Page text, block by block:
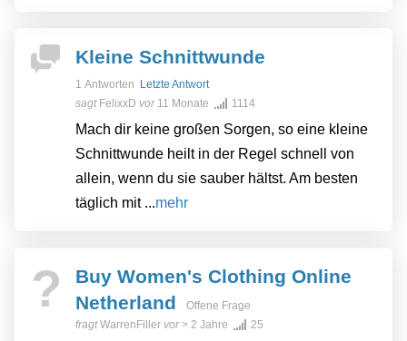
Kleine Schnittwunde
1 Antworten
Letzte Antwort
sagt FelixxD vor11 Monate 1114
Mach dir keine großen Sorgen, so eine kleine
Schnittwunde heilt in der Regel schnell von
allein, wenn du sie sauber hältst. Am besten
täglich mit ...mehr
?
Buy Women's Clothing Online
Netherland
Offene Frage
fragtWarrenFiller vor> 2 Jahre 25